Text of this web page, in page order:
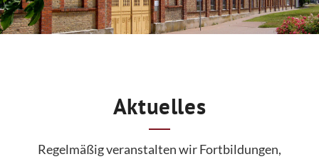
Aktuelles
Regelmäßig veranstalten wir Fortbildungen,